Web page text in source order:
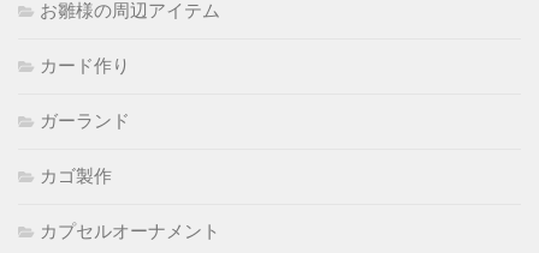
お雛様の周辺アイテム
カード作り
ガーランド
カゴ製作
カプセルオーナメント